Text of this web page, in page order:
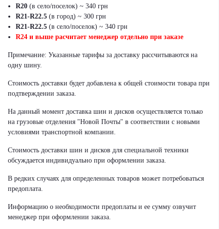
R20 (в село/поселок) ~ 340 грн
R21-R22.5 (в город) ~ 300 грн
R21-R22.5 (в село/поселок) ~ 340 грн
R24 и выше расчитает менеджер отдельно при заказе
Примечание: Указанные тарифы за доставку рассчитываются на
одну шину.
Стоимость доставки будет добавлена к общей стоимости товара при
подтверждении заказа.
На данный момент доставка шин и дисков осуществляется только
на грузовые отделения "Новой Почты" в соответствии с новыми
условиями транспортной компании.
Стоимость доставки шин и дисков для специальной техники
обсуждается индивидуально при оформлении заказа.
В редких случаях для определенных товаров может потребоваться
предоплата.
Информацию о необходимости предоплаты и ее сумму озвучит
менеджер при оформлении заказа.